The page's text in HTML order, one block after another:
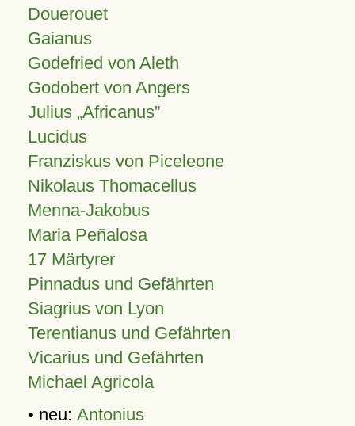
Douerouet
Gaianus
Godefried von Aleth
Godobert von Angers
Julius Africanus
Lucidus
Franziskus von Piceleone
Nikolaus Thomacellus
Menna-Jakobus
Maria Peñalosa
17 Märtyrer
Pinnadus und Gefährten
Siagrius von Lyon
Terentianus und Gefährten
Vicarius und Gefährten
Michael Agricola
• neu: Antonius